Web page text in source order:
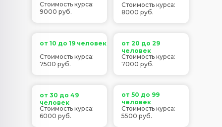
Стоимость курса:
9000 руб.
от 10 до 19 человек
от 20 до 29
человек
от 30 до 49
человек
от 50 до 99
человек
Стоимость курса:
8000 руб.
Стоимость курса:
7500 руб.
Стоимость курса:
7000 руб.
Стоимость курса:
6000 руб.
Стоимость курса:
5500 руб.